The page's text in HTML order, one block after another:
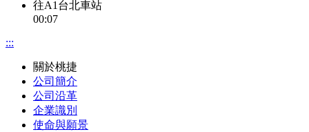
往A1台北車站
00:07
:::
關於桃捷
公司簡介
公司沿革
企業識別
使命與願景